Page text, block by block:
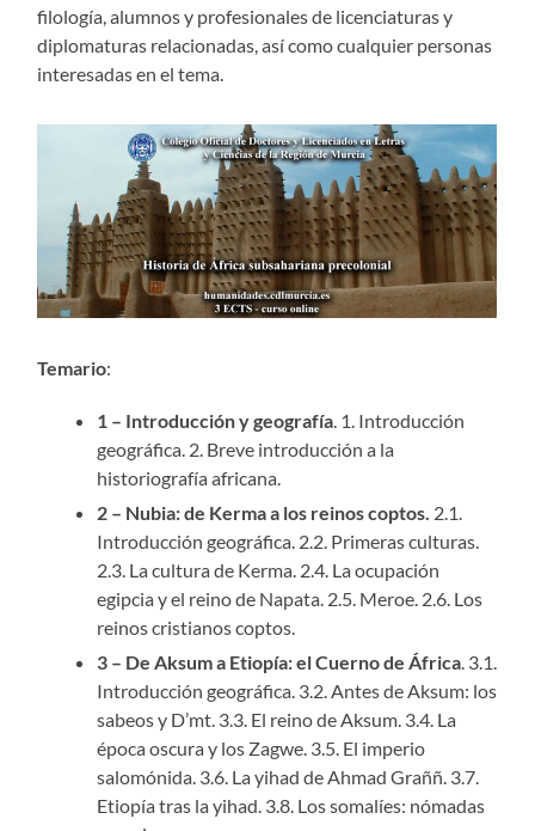
filología, alumnos y profesionales de licenciaturas y
diplomaturas relacionadas, así como cualquier personas
interesadas en el tema.
Temario:
1 – Introducción y geografía . 1. Introducción
geográfica. 2. Breve introducción a la
historiografía africana.
2 – Nubia: de Kerma a los reinos coptos. 2.1.
Introducción geográfica. 2.2. Primeras culturas.
2.3. La cultura de Kerma. 2.4. La ocupación
egipcia y el reino de Napata. 2.5. Meroe. 2.6. Los
reinos cristianos coptos.
3 – De Aksum a Etiopía: el Cuerno de África . 3.1.
Introducción geográfica. 3.2. Antes de Aksum: los
sabeos y D’mt. 3.3. El reino de Aksum. 3.4. La
época oscura y los Zagwe. 3.5. El imperio
salomónida. 3.6. La yihad de Ahmad Graññ. 3.7.
Etiopía tras la yihad. 3.8. Los somalíes: nómadas